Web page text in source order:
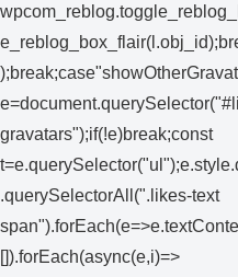
gravatars");if(!e)break;const
.querySelectorAll(".likes-text
[]).forEach(async(e,i)=>